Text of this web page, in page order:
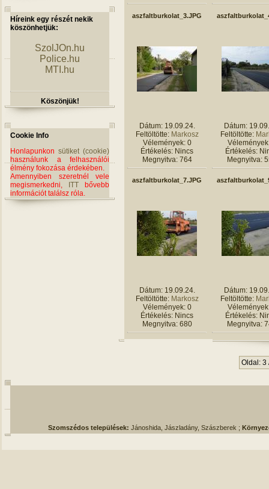
Híreink egy részét nekik
köszönhetjük:
SzolJOn.hu
Police.hu
MTI.hu
Köszönjük!
Cookie Info
Honlapunkon sütiket (cookie)
használunk a felhasználói
élmény fokozása érdekében.
Amennyiben szeretnél vele
megismerkedni,
ITT bővebb
információt találsz róla.
aszfaltburkolat_3.JPG
Dátum: 19.09.24.
Feltöltötte: Markosz
Vélemények: 0
Értékelés: Nincs
Megnyitva: 764
Dátum:
Feltöltötte:
Értékelés:
Megnyitva:
aszfaltburkolat_7.JPG
Dátum: 19.09.24.
Feltöltötte: Markosz
Vélemények: 0
Értékelés: Nincs
Megnyitva: 680
Dátum:
Feltöltötte:
Értékelés:
Megnyitva:
Oldal: 3
Szomszédos települések: Jánoshida, Jászladány, Szászberek ;